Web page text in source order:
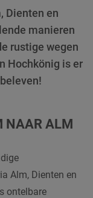
Dienten en
manieren
rustige wegen
Hochkönig is er
NAAR ALM
Alm, Dienten en
ontelbare